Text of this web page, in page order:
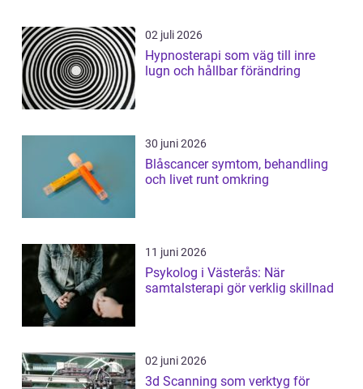
02 juli 2026
Hypnosterapi som väg till inre
lugn och hållbar förändring
30 juni 2026
Blåscancer symtom, behandling
och livet runt omkring
11 juni 2026
Psykolog i Västerås: När
samtalsterapi gör verklig skillnad
02 juni 2026
3d Scanning som verktyg för